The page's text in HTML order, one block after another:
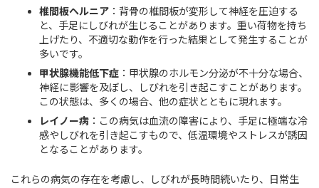
椎間板ヘルニア ：背骨の椎間板が変形して神経を圧迫する
と、手足にしびれが生じることがあります。重い荷物を持ち
上げたり、不適切な動作を行った結果として発生することが
多いです。
甲状腺機能低下症 ：甲状腺のホルモン分泌が不十分な場合、
神経に影響を及ぼし、しびれを引き起こすことがあります。
この状態は、多くの場合、他の症状とともに現れます。
レイノー病 ：この病気は血流の障害により、手足に極端な冷
感やしびれを引き起こすもので、低温環境やストレスが誘因
となることがあります。
これらの病気の存在を考慮し、しびれが長時間続いたり、日常生